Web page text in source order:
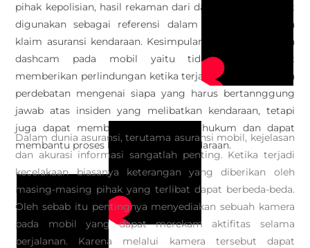
pihak kepolisian, hasil rekaman dari dashcam juga dapat
digunakan sebagai referensi dalam proses pengajuan
klaim asuransi kendaraan. Kesimpulan dari pemasangan
dashcam pada mobil yaitu tidak hanya dapat
memberikan perlindungan ketika terjadi perselisihan dan
perdebatan mengenai siapa yang harus bertannggung
jawab atas insiden yang melibatkan kendaraan, tetapi
juga dapat memberikan keamanan hukum dan dapat
membantu proses klaim asuransi kendaraan.
Dalam dunia asuransi, terutama asuransi mobil, kejelasan
dan akurasi informasi sangatlah penting. Ketika terjadi
kecelakaan biasanya keterangan yang diberikan oleh
masing-masing pihak yang terlibat dapat berbeda-beda.
Oleh sebab itu pentingnya menyediakan sebuah kamera
pada mobil yang dapat merekam aktifitas selama
perjalanan. Karena melalui kamera tersebut dapat